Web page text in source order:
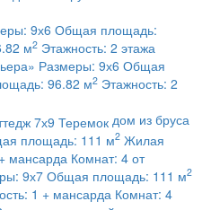
9х6 Общая площадь:
м2 Этажность: 2 этажа
Размеры: 9х6 Общая
96.82 м2 Этажность: 2
дом из бруса
площадь: 111 м2 Жилая
мансарда Комнат: 4 от
9х7 Общая площадь: 111 м2
1 + мансарда Комнат: 4